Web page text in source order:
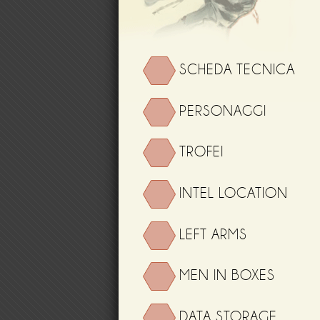
SCHEDA TECNICA
PERSONAGGI
TROFEI
INTEL LOCATION
LEFT ARMS
MEN IN BOXES
DATA STORAGE